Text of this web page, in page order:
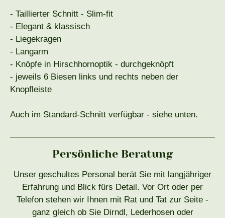
- Taillierter Schnitt - Slim-fit
- Elegant & klassisch
- Liegekragen
- Langarm
- Knöpfe in Hirschhornoptik - durchgeknöpft
- jeweils 6 Biesen links und rechts neben der
Knopfleiste
Auch im Standard-Schnitt verfügbar - siehe unten.
Persönliche Beratung
Unser geschultes Personal berät Sie mit langjähriger
Erfahrung und Blick fürs Detail. Vor Ort oder per
Telefon stehen wir Ihnen mit Rat und Tat zur Seite -
ganz gleich ob Sie Dirndl, Lederhosen oder